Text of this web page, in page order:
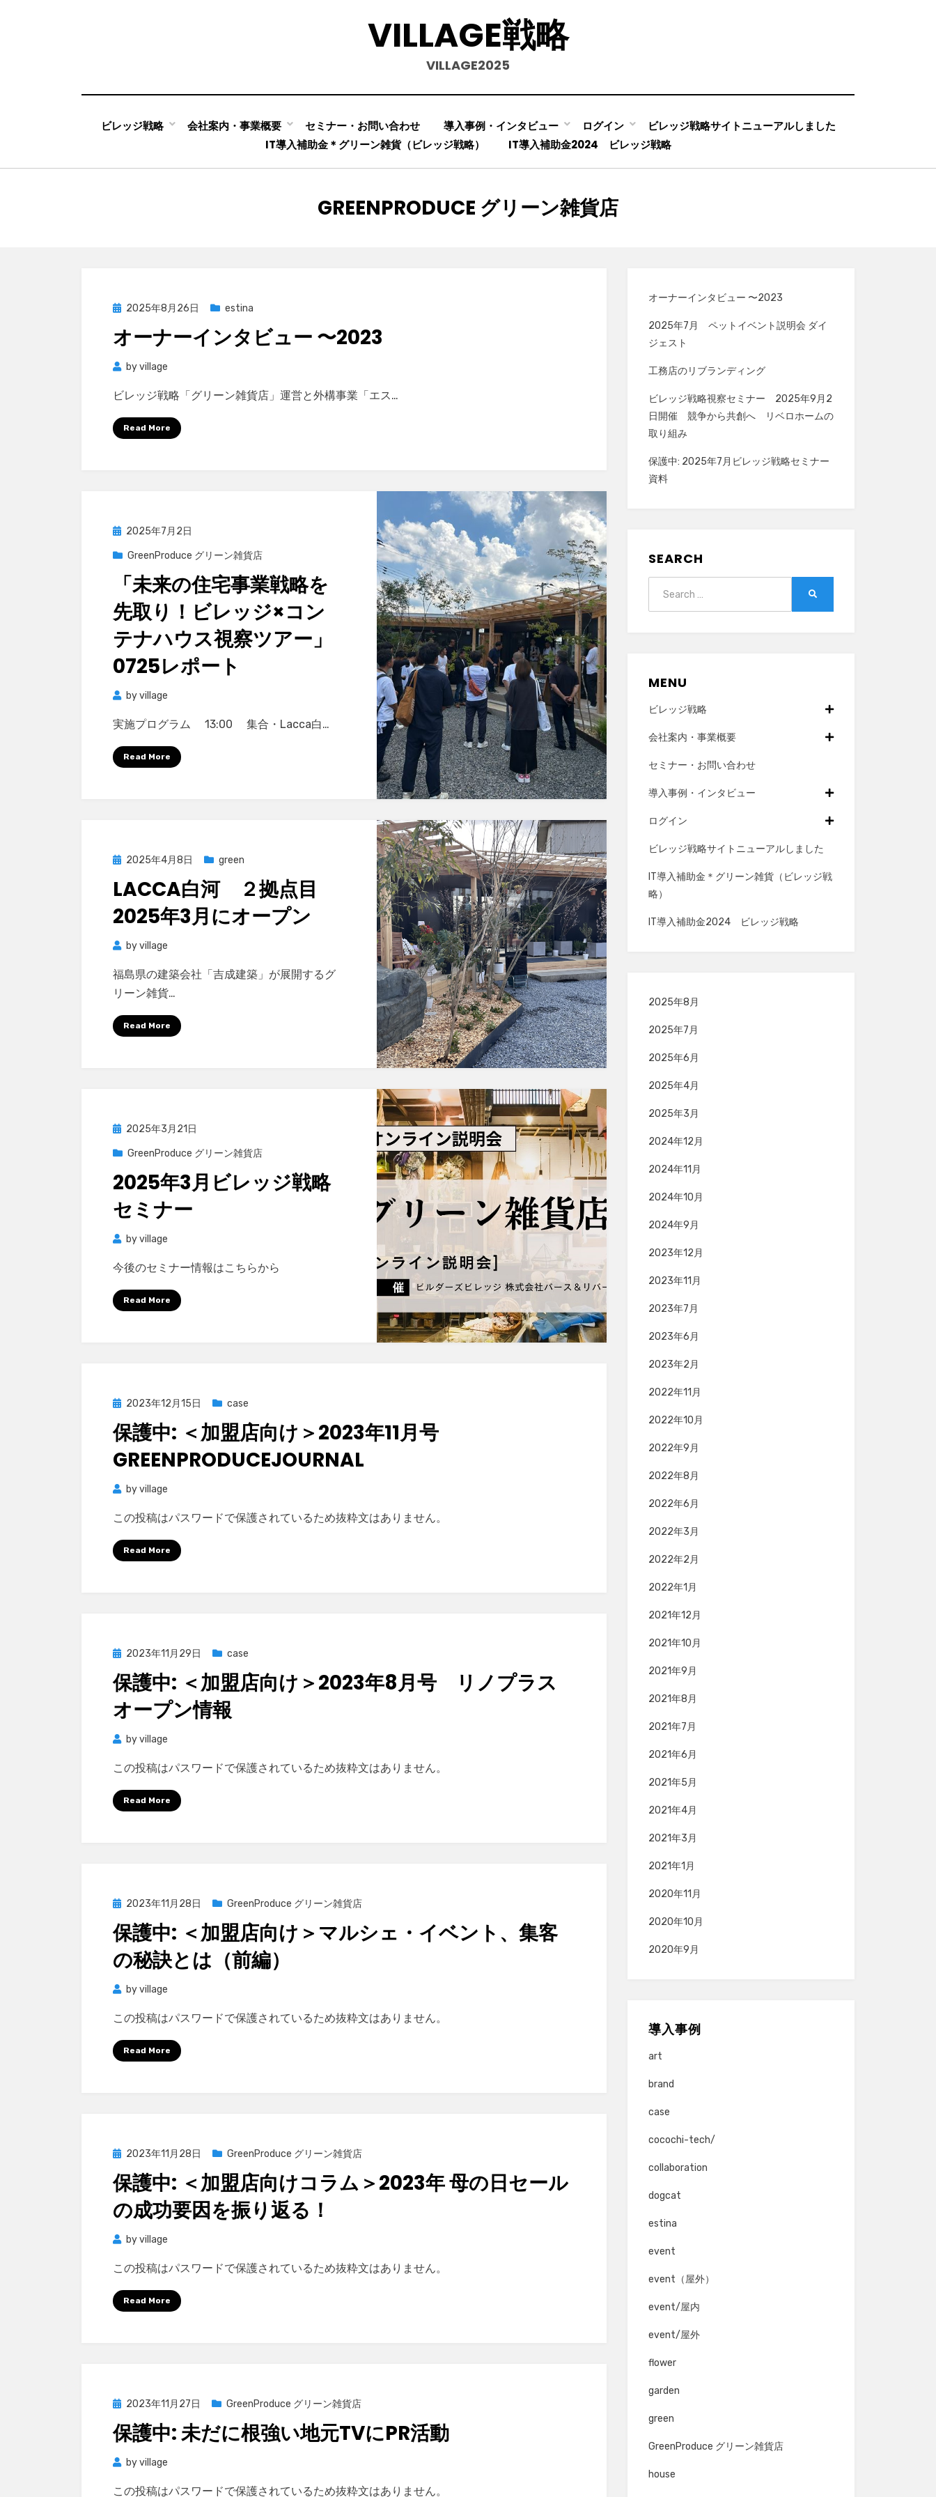
VILLAGE戦略
VILLAGE2025
Skip
content
ビレッジ戦略 会社案内・事業概要 セミナー・お問い合わせ 導入事例・インタビュー ログイン
ビレッジ戦略サイトニューアルしました
IT導入補助金＊グリーン雑貨（ビレッジ戦略）
IT導入補助金2024 ビレッジ戦略
カテゴリー
:
GREENPRODUCE グリーン雑貨店
Posted
2025年8月26日 estina
オーナーインタビュー 〜2023
byvillage
ビレッジ戦略「グリーン雑貨店」運営と外構事業「エス…
Read More
Posted
2025年7月2日
GreenProduce グリーン雑貨店
「未来の住宅事業戦略を
先取り！ビレッジ×コン
テナハウス視察ツアー」
0725レポート
byvillage
実施プログラム 13:00 集合・Lacca白…
Read More
Posted
2025年4月8日 green
LACCA白河 ２拠点目
2025年3月にオープン
byvillage
福島県の建築会社「吉成建築」が展開するグ
リーン雑貨…
Read More
Posted
2025年3月21日
GreenProduce グリーン雑貨店
2025年3月ビレッジ戦略
セミナー
byvillage
今後のセミナー情報はこちらから
Read More
Posted
on
2023年12月15日 case
保護中: ＜加盟店向け＞2023年11月号
GREENPRODUCEJOURNAL
byvillage
この投稿はパスワードで保護されているため抜粋文はありません。
Read More
Posted
on
2023年11月29日 case
保護中: ＜加盟店向け＞2023年8月号 リノプラス
オープン情報
byvillage
この投稿はパスワードで保護されているため抜粋文はありません。
Read More
Posted
on
2023年11月28日 GreenProduce グリーン雑貨店
保護中: ＜加盟店向け＞マルシェ・イベント、集客
の秘訣とは（前編）
byvillage
この投稿はパスワードで保護されているため抜粋文はありません。
Read More
Posted
on
2023年11月28日 GreenProduce グリーン雑貨店
保護中: ＜加盟店向けコラム＞2023年 母の日セール
の成功要因を振り返る！
byvillage
この投稿はパスワードで保護されているため抜粋文はありません。
Read More
Posted
on
2023年11月27日 GreenProduce グリーン雑貨店
保護中: 未だに根強い地元TVにPR活動
byvillage
この投稿はパスワードで保護されているため抜粋文はありません。
オーナーインタビュー 〜2023
2025年7月 ペットイベント説明会 ダイ
ジェスト
工務店のリブランディング
ビレッジ戦略視察セミナー 2025年9月2
日開催 競争から共創へ リベロホームの
取り組み
保護中: 2025年7月ビレッジ戦略セミナー
資料
SEARCH
MENU
ビレッジ戦略
会社案内・事業概要
セミナー・お問い合わせ
導入事例・インタビュー
ログイン
ビレッジ戦略サイトニューアルしました
IT導入補助金＊グリーン雑貨（ビレッジ戦
略）
IT導入補助金2024 ビレッジ戦略
2025年8月
2025年7月
2025年6月
2025年4月
2025年3月
2024年12月
2024年11月
2024年10月
2024年9月
2023年12月
2023年11月
2023年7月
2023年6月
2023年2月
2022年11月
2022年10月
2022年9月
2022年8月
2022年6月
2022年3月
2022年2月
2022年1月
2021年12月
2021年10月
2021年9月
2021年8月
2021年7月
2021年6月
2021年5月
2021年4月
2021年3月
2021年1月
2020年11月
2020年10月
2020年9月
導入事例
art
brand
case
cocochi-tech/
collaboration
dogcat
estina
event
event（屋外）
event/屋内
event/屋外
flower
garden
green
GreenProduce グリーン雑貨店
house